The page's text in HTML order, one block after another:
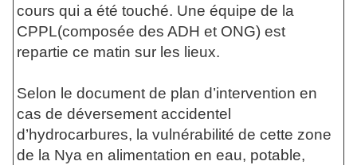
cours qui a été touché. Une équipe de la
CPPL(composée des ADH et ONG) est
repartie ce matin sur les lieux.
Selon le document de plan d’intervention en
cas de déversement accidentel
d’hydrocarbures, la vulnérabilité de cette zone
de la Nya en alimentation en eau, potable,